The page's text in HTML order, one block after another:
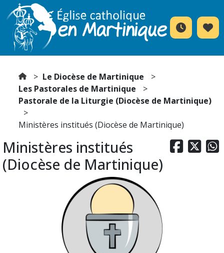
Le Diocèse de Martinique
Les Pastorales de Martinique
Pastorale de la Liturgie (Diocèse de Martinique)
Ministères institués (Diocèse de Martinique)
  
Ministères institués
(Diocèse de Martinique)